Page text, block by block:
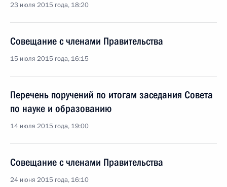
23 июля 2015 года, 18:20
Совещание с членами Правительства
15 июля 2015 года, 16:15
Перечень поручений по итогам заседания Совета
по науке и образованию
14 июля 2015 года, 19:00
Совещание с членами Правительства
24 июня 2015 года, 16:10